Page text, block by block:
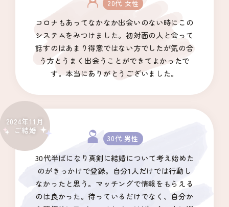
20代 女性
コロナもあってなかなか出会いのない時にこの
システムをみつけました。初対面の人と会って
話すのはあまり得意ではない方でしたが気の合
う方とうまく出会うことができてよかったで
す。本当にありがとうございました。
2024年11月
ご結婚
30代 男性
30代半ばになり真剣に結婚について考え始めた
のがきっかけで登録。自分1人だけでは行動し
なかったと思う。マッチングで情報をもらえる
のは良かった。待っているだけでなく、自分か